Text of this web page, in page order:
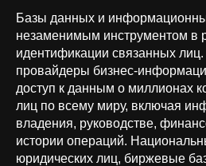
Базы данных и
незаменимым инструментом в
идентификации связанных
провайдеры бизнес-
доступ к данным о миллионах
лиц по всему миру, включая
владения, руководстве,
истории операций.
юридических лиц, биржевые
ОКВЭД 62.01 «Разработка
программного обеспечения» | Коды ИТ-
1.01; 1.05; 2.01; 3.01; 9.01; 26.01